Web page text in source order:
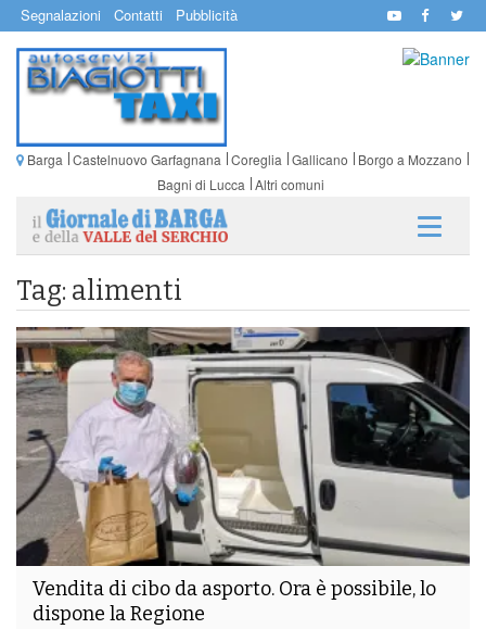
Segnalazioni Contatti Pubblicità
Barga Castelnuovo Garfagnana Coreglia Gallicano
Borgo a Mozzano
Bagni di Lucca Altri comuni
Tag: alimenti
Vendita di cibo da asporto. Ora è possibile, lo
dispone la Regione